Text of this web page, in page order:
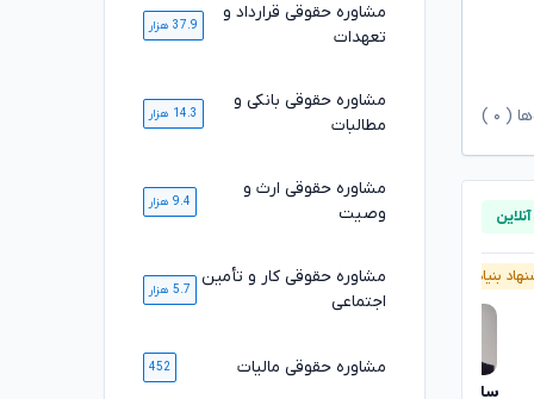
( ۰
بنیاد وکلا
سارا علیپور
پیشنهاد بنیاد وکلا
مشاوره حقوقی قرارداد و
تعهدات
37.9 هزار
مشاوره حقوقی بانکی و
مطالبات
14.3 هزار
مشاوره حقوقی ارث و
وصیت
9.4 هزار
مشاوره حقوقی کار و تأمین
اجتماعی
5.7 هزار
مشاوره حقوقی مالیات 452